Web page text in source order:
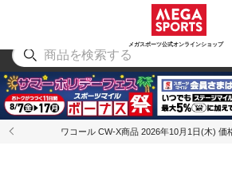
メガスポーツ公式オンラインショップ
アウトドア
ワコール CW-X商品 2026年10月1日(木) 価